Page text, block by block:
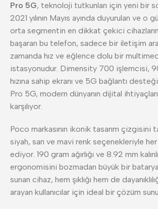
Pro 5G, teknoloji tutkunları için yeni bir
2021 yılının Mayıs ayında duyurulan ve o
orta segmentin en dikkat çekici
başaran bu telefon, sadece bir iletişim
zamanda hız ve eğlence dolu bir
istasyonudur. Dimensity 700 işlemcisi,
hızına sahip ekranı ve 5G bağlantı
Pro 5G, modern dünyanın dijital
karşılıyor.
Poco markasının ikonik tasarım çizgisini
siyah, sarı ve mavi renk seçenekleriyle
ediyor. 190 gram ağırlığı ve 8.92 mm
ergonomisini bozmadan büyük bir
sunan cihaz, hem şıklığı hem de
arayan kullanıcılar için ideal bir çözüm